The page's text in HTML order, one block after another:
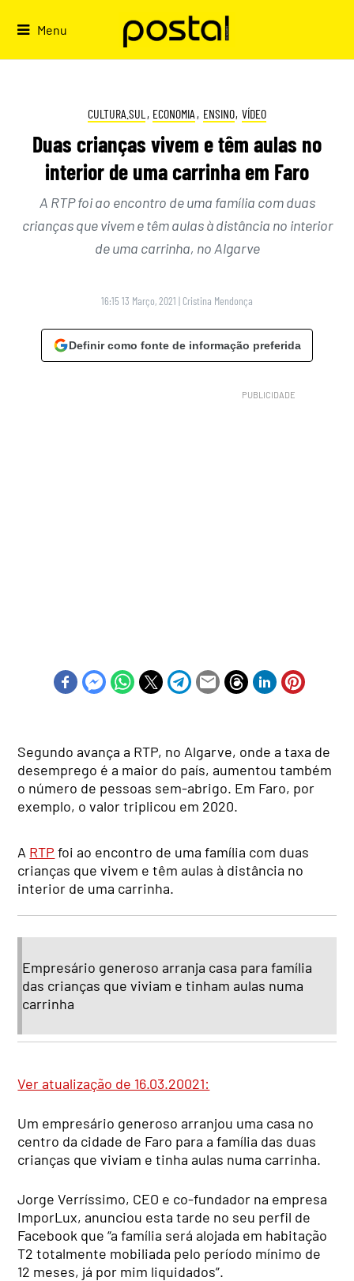
Menu
CULTURA.SUL , ECONOMIA , ENSINO, VÍDEO
Duas crianças vivem e têm aulas no
interior de uma carrinha em Faro
A RTP foi ao encontro de uma família com duas
crianças que vivem e têm aulas à distância no interior
de uma carrinha, no Algarve
16:15 13 Março, 2021 | Cristina Mendonça
Definir como fonte de informação preferida
Segundo avança a RTP, no Algarve, onde a taxa de
desemprego é a maior do país, aumentou também
o número de pessoas sem-abrigo. Em Faro, por
exemplo, o valor triplicou em 2020.
A RTP foi ao encontro de uma família com duas
crianças que vivem e têm aulas à distância no
interior de uma carrinha.
Empresário generoso arranja casa para família
das crianças que viviam e tinham aulas numa
carrinha
Ver atualização de 16.03.20021:
Um empresário generoso arranjou uma casa no
centro da cidade de Faro para a família das duas
crianças que viviam e tinha aulas numa carrinha.
Jorge Verríssimo, CEO e co-fundador na empresa
ImporLux, anunciou esta tarde no seu perfil de
Facebook que “a família será alojada em habitação
T2 totalmente mobiliada pelo período mínimo de
12 meses, já por mim liquidados”.